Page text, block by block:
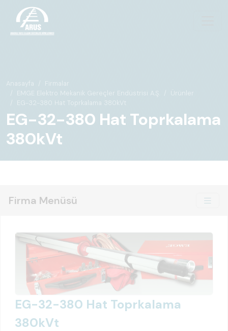
Anasayfa
Firmalar
EMGE Elektro Mekanik Gereçler Endüstrisi A.Ş.
Ürünler
EG-32-380 Hat Toprkalama 380kVt
EG-32-380 Hat Toprkalama
380kVt
Firma Menüsü
EG-32-380 Hat Toprkalama
380kVt